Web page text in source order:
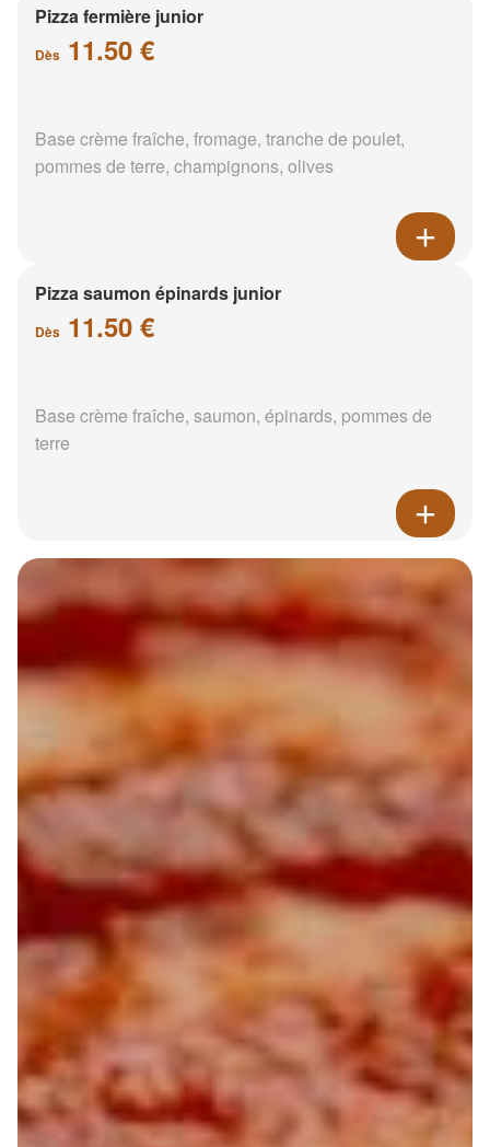
Pizza fermière junior
Dès 11.50 €
Base crème fraîche, fromage, tranche de poulet,
pommes de terre, champignons, olives
Pizza saumon épinards junior
Dès 11.50 €
Base crème fraîche, saumon, épinards, pommes de
terre